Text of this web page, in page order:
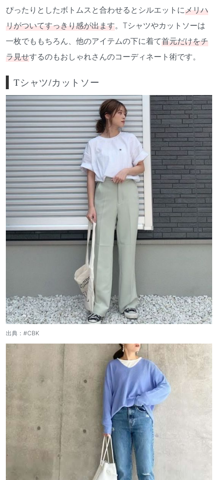
ぴったりとしたボトムスと合わせるとシルエットに メリハ
リがついてすっきり感が出ます。Tシャツやカットソーは
一枚でももちろん、他のアイテムの下に着て首元だけをチ
ラ見せするのもおしゃれさんのコーディネート術です。
Tシャツ/カットソー
出典： #CBK